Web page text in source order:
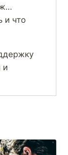
ж…
и что
и